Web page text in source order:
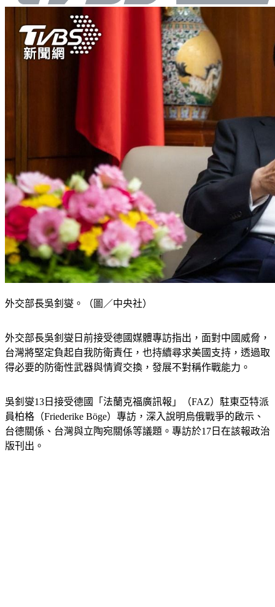
台灣將堅定負起自我防衛責任，也持續尋求美國支持，透過取
得必要的防衛性武器與情資交換，發展不對稱作戰能力。
員柏格（Friederike Böge）專訪，深入說明烏俄戰爭的啟示、
台德關係、台灣與立陶宛關係等議題。專訪於17日在該報政治
版刊出。